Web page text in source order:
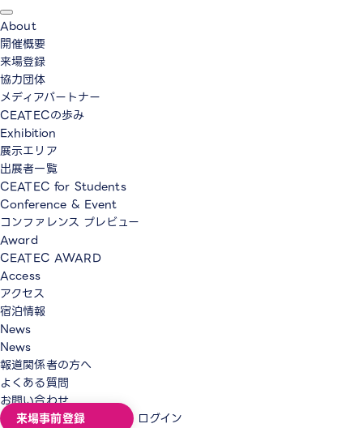
About
開催概要
来場登録
協力団体
メディアパートナー
CEATECの歩み
Exhibition
展示エリア
出展者一覧
CEATEC for Students
Conference & Event
コンファレンス プレビュー
Award
CEATEC AWARD
Access
アクセス
宿泊情報
News
News
報道関係者の方へ
よくある質問
お問い合わせ
来場事前登録
ログイン